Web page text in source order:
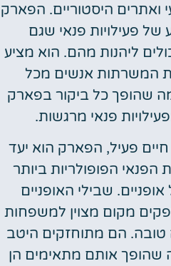
ואתרים היסטוריים. הפארק
פעילויות פנאי שגם
ליהנות מהם. הוא מציע
המשרתות אנשים מכל
מה שהופך כל ביקור בפארק
פנאי מרגשות.
פעיל, הפארק הוא יעד
הפנאי הפופולריות ביותר
שבילי האופניים
מקום מצוין למשפחות
טובה. הם מתוחזקים היטב
שהופך אותם מתאימים הן